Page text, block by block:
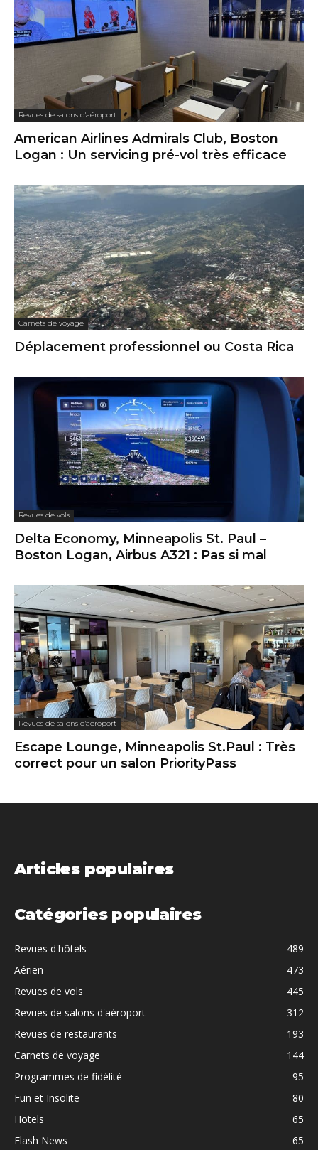
Revues de salons d'aéroport
American Airlines Admirals Club, Boston
Logan : Un servicing pré-vol très efficace
Carnets de voyage
Déplacement professionnel ou Costa Rica
Revues de vols
Delta Economy, Minneapolis St. Paul –
Boston Logan, Airbus A321 : Pas si mal
Revues de salons d'aéroport
Escape Lounge, Minneapolis St.Paul : Très
correct pour un salon PriorityPass
Articles populaires
Catégories populaires
Revues d'hôtels
489
Aérien
473
Revues de vols
445
Revues de salons d'aéroport
312
Revues de restaurants
193
Carnets de voyage
144
Programmes de fidélité
95
Fun et Insolite
80
Hotels
65
Flash News
65